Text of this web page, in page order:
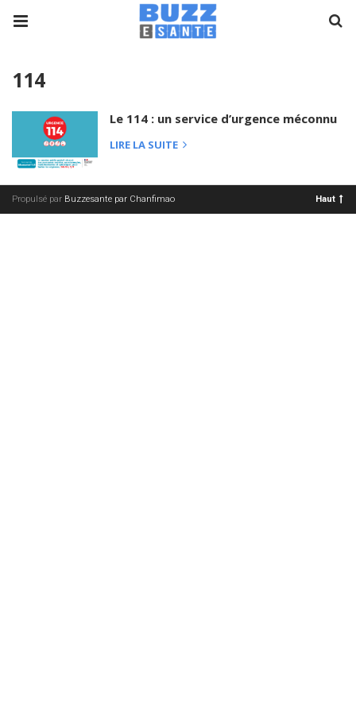
114
Le 114 : un service d’urgence méconnu
LIRE LA SUITE
Propulsé par Buzzesante par Chanfimao Haut